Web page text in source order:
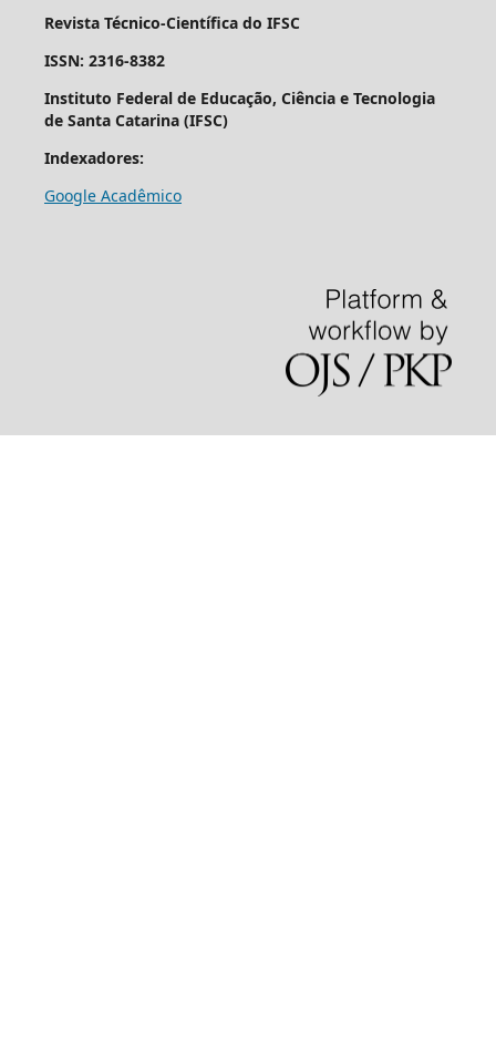
Revista Técnico-Científica do IFSC
ISSN: 2316-8382
Instituto Federal de Educação, Ciência e Tecnologia
de Santa Catarina (IFSC)
Indexadores:
Google Acadêmico